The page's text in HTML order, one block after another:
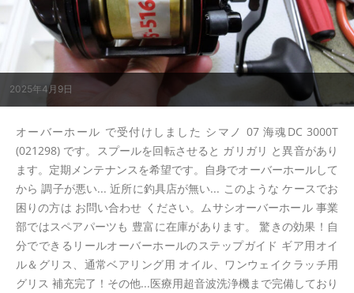
2025年4月9日
オーバーホール で受付けしました シマノ 07 海魂DC 3000T
(021298) です。スプールを回転させると ガリガリ と異音があり
ます。定期メンテナンスを希望です。自身でオーバーホールして
から 調子が悪い... 近所に釣具店が無い... このような ケースでお
困りの方は お問い合わせ ください。ムサシオーバーホール 事業
部ではスペアパーツも 豊富に在庫があります。 驚きの効果！自
分でできるリールオーバーホールのステップガイド ギア用オイ
ル＆グリス、通常ベアリング用 オイル、ワンウェイクラッチ用
グリス 補充完了！その他...医療用超音波洗浄機まで完備しており